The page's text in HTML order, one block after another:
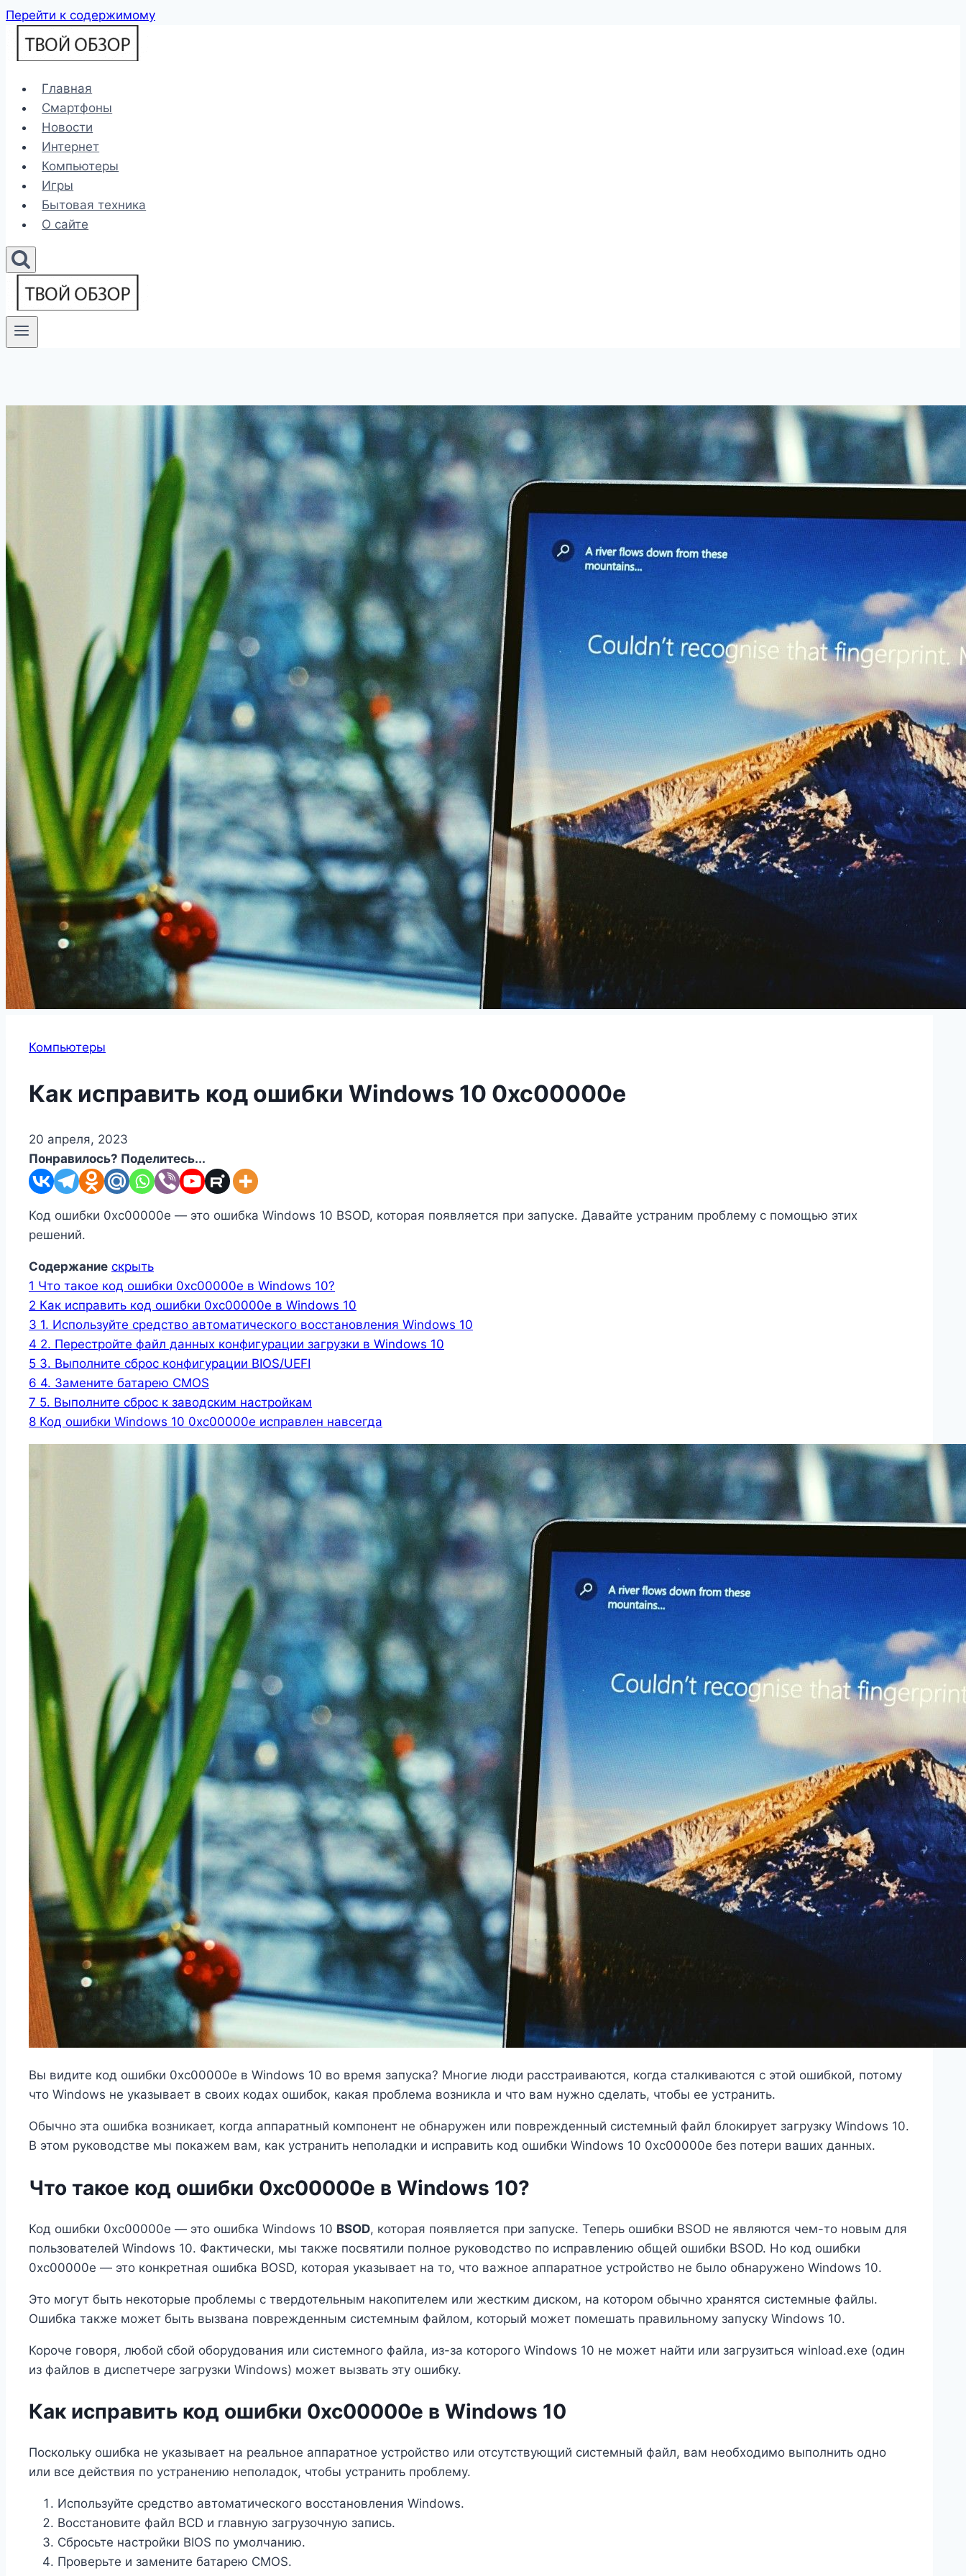
Перейти к содержимому
Главная
Смартфоны
Новости
Интернет
Компьютеры
Игры
Бытовая техника
О сайте
Компьютеры
Как исправить код ошибки Windows 10 0xc00000e
20 апреля, 2023
Понравилось? Поделитесь...
Код ошибки 0xc00000e — это ошибка Windows 10 BSOD, которая появляется при запуске. Давайте устраним проблему с помощью этих
решений.
Содержание скрыть
1 Что такое код ошибки 0xc00000e в Windows 10?
2 Как исправить код ошибки 0xc00000e в Windows 10
3 1. Используйте средство автоматического восстановления Windows 10
4 2. Перестройте файл данных конфигурации загрузки в Windows 10
5 3. Выполните сброс конфигурации BIOS/UEFI
6 4. Замените батарею CMOS
7 5. Выполните сброс к заводским настройкам
8 Код ошибки Windows 10 0xc00000e исправлен навсегда
Вы видите код ошибки 0xc00000e в Windows 10 во время запуска? Многие люди расстраиваются, когда сталкиваются с этой ошибкой, потому
что Windows не указывает в своих кодах ошибок, какая проблема возникла и что вам нужно сделать, чтобы ее устранить.
Обычно эта ошибка возникает, когда аппаратный компонент не обнаружен или поврежденный системный файл блокирует загрузку Windows 10.
В этом руководстве мы покажем вам, как устранить неполадки и исправить код ошибки Windows 10 0xc00000e без потери ваших данных.
Что такое код ошибки 0xc00000e в Windows 10?
Код ошибки 0xc00000e — это ошибка Windows 10 BSOD, которая появляется при запуске. Теперь ошибки BSOD не являются чем-то новым для
пользователей Windows 10. Фактически, мы также посвятили полное руководство по исправлению общей ошибки BSOD. Но код ошибки
0xc00000e — это конкретная ошибка BOSD, которая указывает на то, что важное аппаратное устройство не было обнаружено Windows 10.
Это могут быть некоторые проблемы с твердотельным накопителем или жестким диском, на котором обычно хранятся системные файлы.
Ошибка также может быть вызвана поврежденным системным файлом, который может помешать правильному запуску Windows 10.
Короче говоря, любой сбой оборудования или системного файла, из-за которого Windows 10 не может найти или загрузиться winload.exe (один
из файлов в диспетчере загрузки Windows) может вызвать эту ошибку.
Как исправить код ошибки 0xc00000e в Windows 10
Поскольку ошибка не указывает на реальное аппаратное устройство или отсутствующий системный файл, вам необходимо выполнить одно
или все действия по устранению неполадок, чтобы устранить проблему.
Используйте средство автоматического восстановления Windows.
Восстановите файл BCD и главную загрузочную запись.
Сбросьте настройки BIOS по умолчанию.
Проверьте и замените батарею CMOS.